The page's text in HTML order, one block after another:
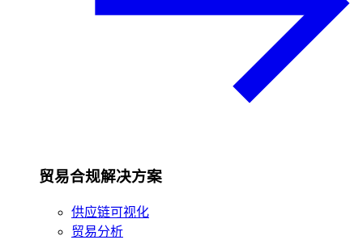
贸易合规解决方案
供应链可视化
贸易分析